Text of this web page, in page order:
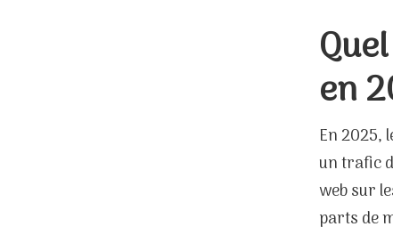
en
En 2025,
un trafic
web sur
parts de